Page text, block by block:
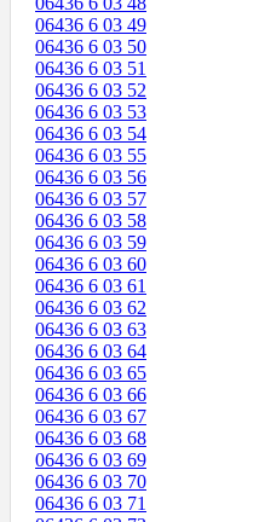
06436 6 03 49
06436 6 03 50
06436 6 03 51
06436 6 03 52
06436 6 03 53
06436 6 03 54
06436 6 03 55
06436 6 03 56
06436 6 03 57
06436 6 03 58
06436 6 03 59
06436 6 03 60
06436 6 03 61
06436 6 03 62
06436 6 03 63
06436 6 03 64
06436 6 03 65
06436 6 03 66
06436 6 03 67
06436 6 03 68
06436 6 03 69
06436 6 03 70
06436 6 03 71